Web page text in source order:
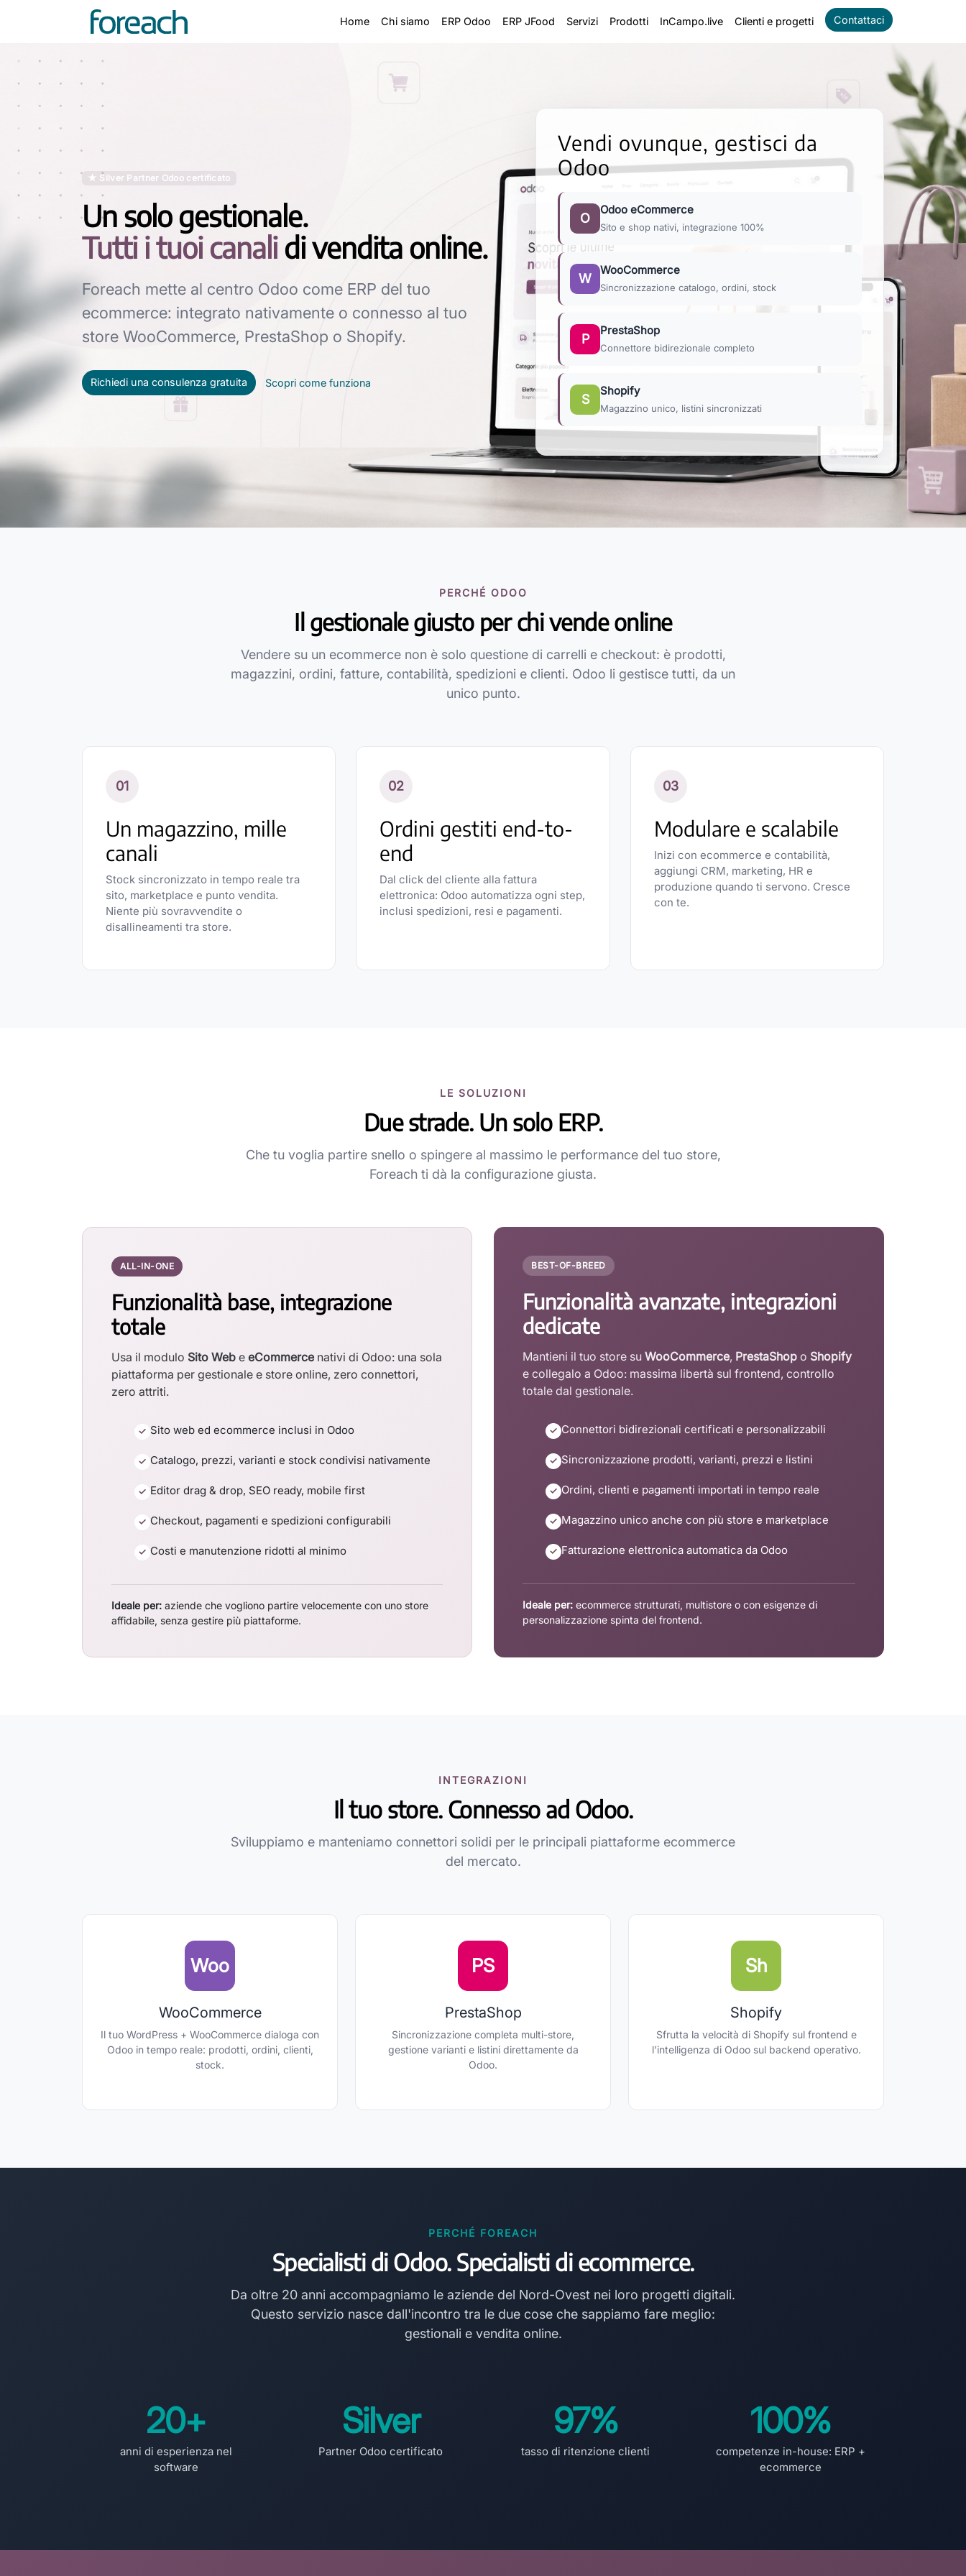
Home Chi siamo ERP Odoo ERP JFood Servizi Prodotti InCampo.live Clienti e progetti Contattaci
★ Silver Partner Odoo certificato
Un solo gestionale.
Tutti i tuoi canalidi vendita online.
Foreach mette al centro Odoo come ERP del tuo
ecommerce: integrato nativamente o connesso al tuo
store WooCommerce, PrestaShop o Shopify.
Richiedi una consulenza gratuita Scopri come funziona
Vendi ovunque, gestisci da
Odoo
O
Odoo eCommerce
Sito e shop nativi, integrazione 100%
W
WooCommerce
Sincronizzazione catalogo, ordini, stock
P
PrestaShop
Connettore bidirezionale completo
S
Shopify
Magazzino unico, listini sincronizzati
PERCHÉ ODOO
Il gestionale giusto per chi vende online
Vendere su un ecommerce non è solo questione di carrelli e checkout: è prodotti,
magazzini, ordini, fatture, contabilità, spedizioni e clienti. Odoo li gestisce tutti, da un
unico punto.
01
Un magazzino, mille
canali
Stock sincronizzato in tempo reale tra
sito, marketplace e punto vendita.
Niente più sovravvendite o
disallineamenti tra store.
02
Ordini gestiti end-to-
end
Dal click del cliente alla fattura
elettronica: Odoo automatizza ogni step,
inclusi spedizioni, resi e pagamenti.
03
Modulare e scalabile
Inizi con ecommerce e contabilità,
aggiungi CRM, marketing, HR e
produzione quando ti servono. Cresce
con te.
LE SOLUZIONI
Due strade. Un solo ERP.
Che tu voglia partire snello o spingere al massimo le performance del tuo store,
Foreach ti dà la configurazione giusta.
ALL-IN-ONE
Funzionalità base, integrazione
totale
Usa il modulo Sito Web e eCommercenativi di Odoo: una sola
piattaforma per gestionale e store online, zero connettori,
zero attriti.
Sito web ed ecommerce inclusi in Odoo
Catalogo, prezzi, varianti e stock condivisi nativamente
Editor drag & drop, SEO ready, mobile first
Checkout, pagamenti e spedizioni configurabili
Costi e manutenzione ridotti al minimo
Ideale per: aziende che vogliono partire velocemente con uno store
affidabile, senza gestire più piattaforme.
BEST-OF-BREED
Funzionalità avanzate, integrazioni
dedicate
Mantieni il tuo store su WooCommerce, PrestaShop o Shopify
e collegalo a Odoo: massima libertà sul frontend, controllo
totale dal gestionale.
Connettori bidirezionali certificati e personalizzabili
Sincronizzazione prodotti, varianti, prezzi e listini
Ordini, clienti e pagamenti importati in tempo reale
Magazzino unico anche con più store e marketplace
Fatturazione elettronica automatica da Odoo
Ideale per: ecommerce strutturati, multistore o con esigenze di
personalizzazione spinta del frontend.
INTEGRAZIONI
Il tuo store. Connesso ad Odoo.
Sviluppiamo e manteniamo connettori solidi per le principali piattaforme ecommerce
del mercato.
Woo
WooCommerce
Il tuo WordPress + WooCommerce dialoga con
Odoo in tempo reale: prodotti, ordini, clienti,
stock.
PS
PrestaShop
Sincronizzazione completa multi-store,
gestione varianti e listini direttamente da
Odoo.
Sh
Shopify
Sfrutta la velocità di Shopify sul frontend e
l'intelligenza di Odoo sul backend operativo.
PERCHÉ FOREACH
Specialisti di Odoo. Specialisti di ecommerce.
Da oltre 20 anni accompagniamo le aziende del Nord-Ovest nei loro progetti digitali.
Questo servizio nasce dall'incontro tra le due cose che sappiamo fare meglio:
gestionali e vendita online.
20+
anni di esperienza nel
software
Silver
Partner Odoo certificato
97%
tasso di ritenzione clienti
100%
competenze in-house: ERP +
ecommerce